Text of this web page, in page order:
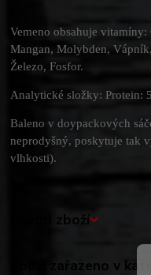
Vemeno obsahuje
Mangan, Molybden,
Železo, Fosfor.
Analytické složky: Protein:
Baleno v doypackových
neprodyšný, poskytuje tak
vlhkosti).
Původ zboží
Zboží zařazeno v